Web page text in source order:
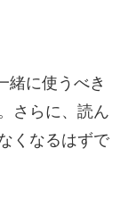
緒に使うべき
さらに、読ん
くなるはずで